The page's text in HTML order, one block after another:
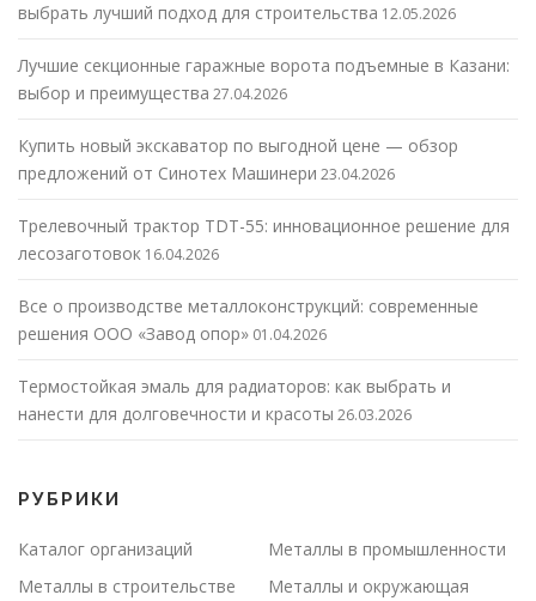
выбрать лучший подход для строительства 12.05.2026
Лучшие секционные гаражные ворота подъемные в Казани:
выбор и преимущества 27.04.2026
Купить новый экскаватор по выгодной цене — обзор
предложений от Синотех Машинери 23.04.2026
Трелевочный трактор TDT-55: инновационное решение для
лесозаготовок 16.04.2026
Все о производстве металлоконструкций: современные
решения ООО «Завод опор» 01.04.2026
Термостойкая эмаль для радиаторов: как выбрать и
нанести для долговечности и красоты 26.03.2026
РУБРИКИ
Каталог организаций
Металлы в промышленности
Металлы в строительстве
Металлы и окружающая